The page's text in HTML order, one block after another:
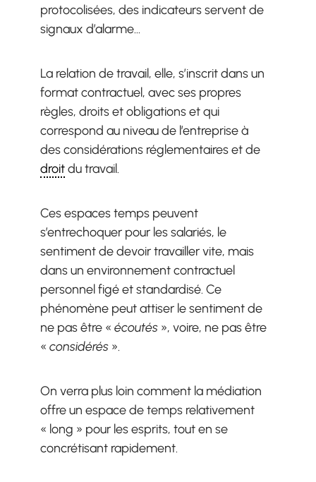
protocolisées, des indicateurs servent de
signaux d’alarme…
La relation de travail, elle, s’inscrit dans un
format contractuel, avec ses propres
règles, droits et obligations et qui
correspond au niveau de l’entreprise à
des considérations réglementaires et de
droitdu travail.
Ces espaces temps peuvent
s’entrechoquer pour les salariés, le
sentiment de devoir travailler vite, mais
dans un environnement contractuel
personnel figé et standardisé. Ce
phénomène peut attiser le sentiment de
ne pas être «écoutés », voire, ne pas être
«considérés ».
On verra plus loin comment la médiation
offre un espace de temps relativement
« long » pour les esprits, tout en se
concrétisant rapidement.